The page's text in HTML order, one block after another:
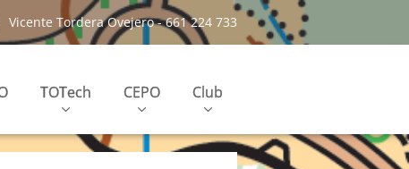
Vicente Tordera Ovejero - 661 224 733
TOTech CEPO Club